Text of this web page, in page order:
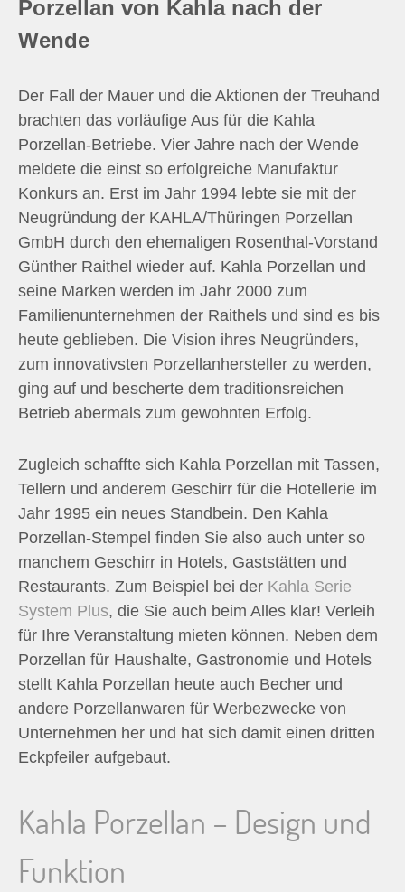
Porzellan von Kahla nach der
Wende
Der Fall der Mauer und die Aktionen der Treuhand
brachten das vorläufige Aus für die Kahla
Porzellan-Betriebe. Vier Jahre nach der Wende
meldete die einst so erfolgreiche Manufaktur
Konkurs an. Erst im Jahr 1994 lebte sie mit der
Neugründung der KAHLA/Thüringen Porzellan
GmbH durch den ehemaligen Rosenthal-Vorstand
Günther Raithel wieder auf. Kahla Porzellan und
seine Marken werden im Jahr 2000 zum
Familienunternehmen der Raithels und sind es bis
heute geblieben. Die Vision ihres Neugründers,
zum innovativsten Porzellanhersteller zu werden,
ging auf und bescherte dem traditionsreichen
Betrieb abermals zum gewohnten Erfolg.
Zugleich schaffte sich Kahla Porzellan mit Tassen,
Tellern und anderem Geschirr für die Hotellerie im
Jahr 1995 ein neues Standbein. Den Kahla
Porzellan-Stempel finden Sie also auch unter so
manchem Geschirr in Hotels, Gaststätten und
Restaurants. Zum Beispiel bei der Kahla Serie
System Plus, die Sie auch beim Alles klar! Verleih
für Ihre Veranstaltung mieten können. Neben dem
Porzellan für Haushalte, Gastronomie und Hotels
stellt Kahla Porzellan heute auch Becher und
andere Porzellanwaren für Werbezwecke von
Unternehmen her und hat sich damit einen dritten
Eckpfeiler aufgebaut.
Kahla Porzellan – Design und
Funktion